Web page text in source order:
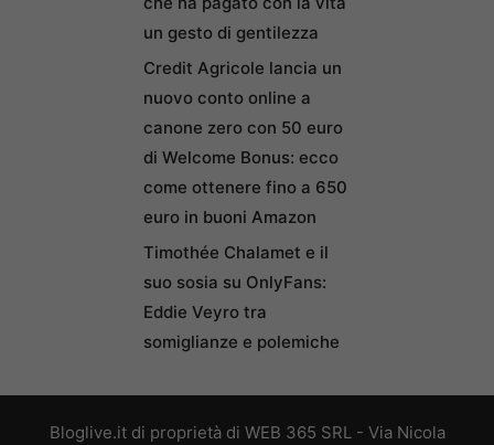
un gesto di gentilezza
Credit Agricole lancia un
nuovo conto online a
canone zero con 50 euro
di Welcome Bonus: ecco
come ottenere fino a 650
euro in buoni Amazon
Timothée Chalamet e il
suo sosia su OnlyFans:
Eddie Veyro tra
somiglianze e polemiche
Bloglive.it di proprietà di WEB 365 SRL - Via Nicola